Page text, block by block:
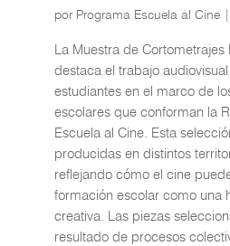
por Programa Escuela al Cine|
La Muestra de Cortometrajes
destaca el trabajo
estudiantes en el marco de
escolares que conforman la
Escuela al Cine. Esta
producidas en distintos
reflejando cómo el cine
formación escolar como una
creativa. Las piezas
resultado de procesos